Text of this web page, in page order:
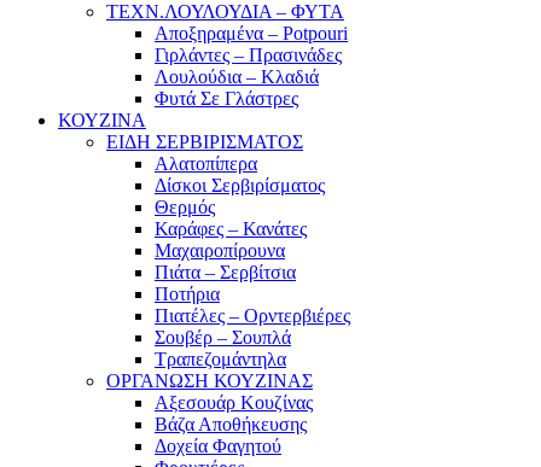
ΤΕΧΝ.ΛΟΥΛΟΥΔΙΑ – ΦΥΤΑ
Αποξηραμένα – Potpouri
Γιρλάντες – Πρασινάδες
Λουλούδια – Κλαδιά
Φυτά Σε Γλάστρες
ΚΟΥΖΙΝΑ
ΕΙΔΗ ΣΕΡΒΙΡΙΣΜΑΤΟΣ
Αλατοπίπερα
Δίσκοι Σερβιρίσματος
Θερμός
Καράφες – Κανάτες
Μαχαιροπίρουνα
Πιάτα – Σερβίτσια
Ποτήρια
Πιατέλες – Ορντερβιέρες
Σουβέρ – Σουπλά
Τραπεζομάντηλα
ΟΡΓΑΝΩΣΗ ΚΟΥΖΙΝΑΣ
Αξεσουάρ Κουζίνας
Βάζα Αποθήκευσης
Δοχεία Φαγητού